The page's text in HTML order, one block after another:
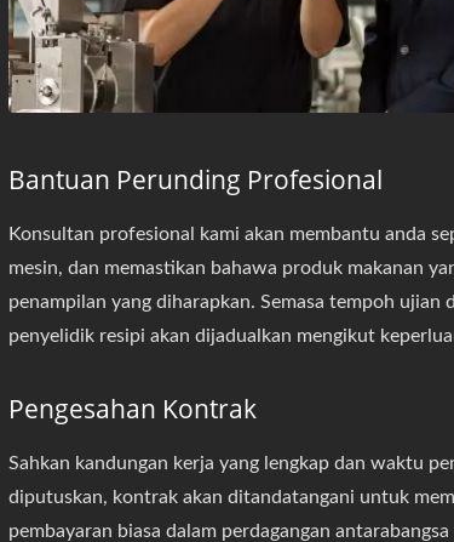
Bantuan Perunding Profesional
Konsultan profesional kami akan membantu anda
mesin, dan memastikan bahawa produk makanan
penampilan yang diharapkan. Semasa tempoh
penyelidik resipi akan dijadualkan mengikut
Pengesahan Kontrak
Sahkan kandungan kerja yang lengkap dan waktu
diputuskan, kontrak akan ditandatangani untuk
pembayaran biasa dalam perdagangan